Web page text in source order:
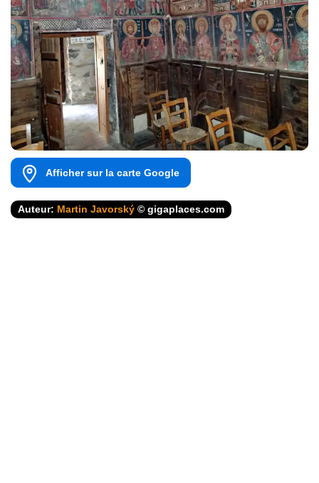
Afficher sur la carte Google
Auteur: Martin Javorský © gigaplaces.com